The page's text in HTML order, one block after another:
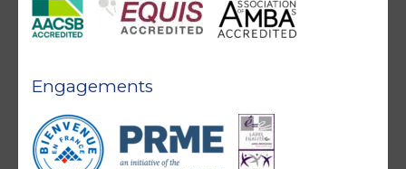
Engagements